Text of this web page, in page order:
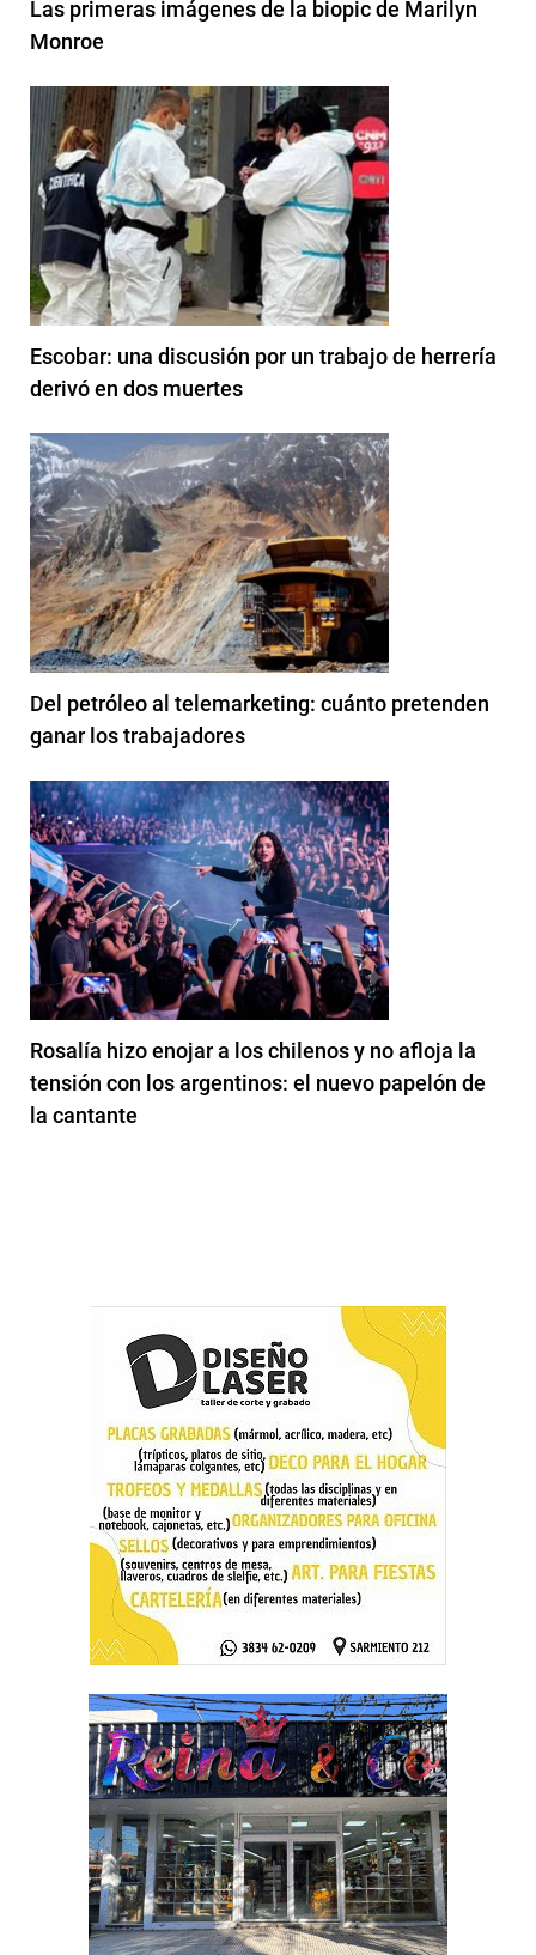
Las primeras imágenes de la biopic de Marilyn
Monroe
Escobar: una discusión por un trabajo de herrería
derivó en dos muertes
Del petróleo al telemarketing: cuánto pretenden
ganar los trabajadores
Rosalía hizo enojar a los chilenos y no afloja la
tensión con los argentinos: el nuevo papelón de
la cantante